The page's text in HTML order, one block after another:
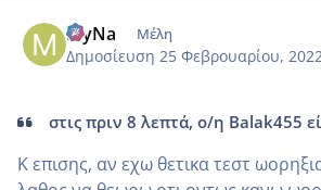
MyNa Μέλη
Δημοσίευση 25 Φεβρουαρίου,
στις πριν 8 λεπτά, ο/η Balak455
K επισης, αν εχω θετικα τεστ